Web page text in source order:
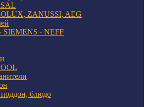
ZANUSSI, AEG
SIEMENS - NEFF
поддон, блюдо